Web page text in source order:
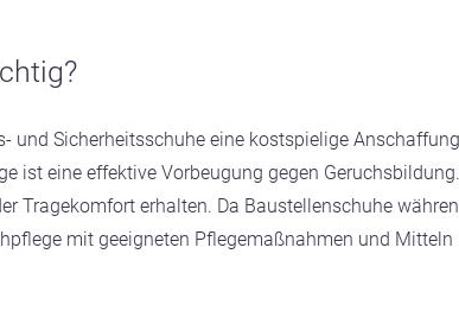
und Sicherheitsschuhe eine kostspielige Anschaffung
ist eine effektive Vorbeugung gegen Geruchsbildung.
Tragekomfort erhalten. Da Baustellenschuhe
mit geeigneten Pflegemaßnahmen und Mitteln